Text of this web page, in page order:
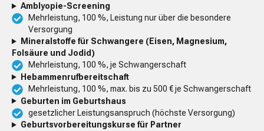
Amblyopie-Screening
Mehrleistung, 100 %, Leistung nur über die besondere
Versorgung
Mineralstoffe für Schwangere (Eisen, Magnesium,
Folsäure und Jodid)
Mehrleistung, 100 %, je Schwangerschaft
Hebammenrufbereitschaft
Mehrleistung, 100 %, max. bis zu 500 € je Schwangerschaft
Geburten im Geburtshaus
gesetzlicher Leistungsanspruch (höchste Versorgung)
Geburtsvorbereitungskurse für Partner